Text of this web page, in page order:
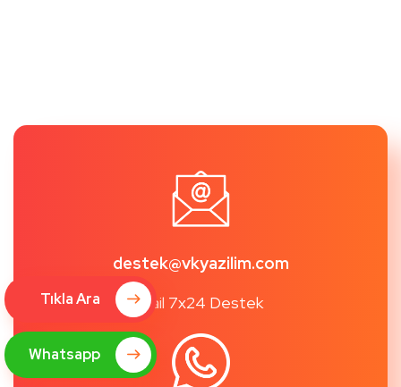
Tıkla Ara
Whatsapp
destek@vkyazilim.com
Mail 7x24 Destek